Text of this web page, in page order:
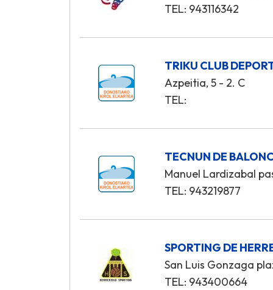
TEL: 943116342
TRIKU CLUB
Azpeitia, 5 - 2. C
TEL:
TECNUN DE
Manuel Lardizabal
TEL: 943219877
SPORTING DE
San Luis Gonzaga
TEL: 943400664